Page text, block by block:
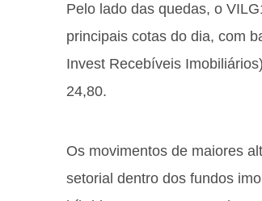
Pelo lado das quedas, o
principais cotas do dia, com
Invest Recebíveis
24,80.
Os movimentos de maiores
setorial dentro dos fundos